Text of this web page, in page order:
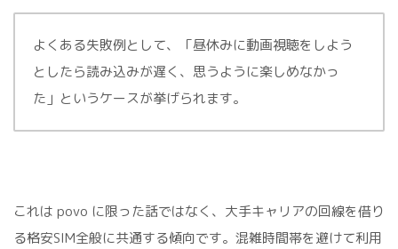
よくある失敗例として、「昼休みに動画視聴をしよう
としたら読み込みが遅く、思うように楽しめなかっ
た」というケースが挙げられます。
これは povo に限った話ではなく、大手キャリアの回線を借り
る格安SIM全般に共通する傾向です。混雑時間帯を避けて利用